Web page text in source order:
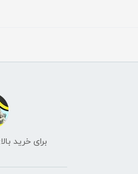
برای خرید بالای 7.000.000